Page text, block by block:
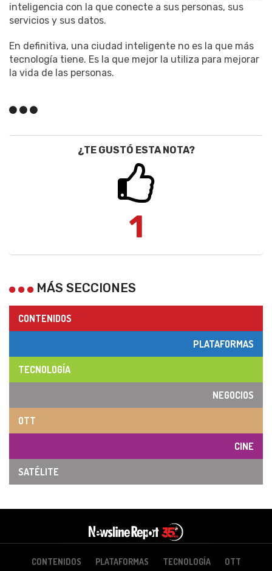
inteligencia con la que conecte a sus personas, sus
servicios y sus datos.
En definitiva, una ciudad inteligente no es la que más
tecnología tiene. Es la que mejor la utiliza para mejorar
la vida de las personas.
¿TE GUSTÓ ESTA NOTA?
1
MÁS SECCIONES
CONTENIDOS
PLATAFORMAS
TECNOLOGÍA
NEGOCIOS
OTT
CINE
SATÉLITE
CONTENIDOS PLATAFORMAS TECNOLOGÍA OTT